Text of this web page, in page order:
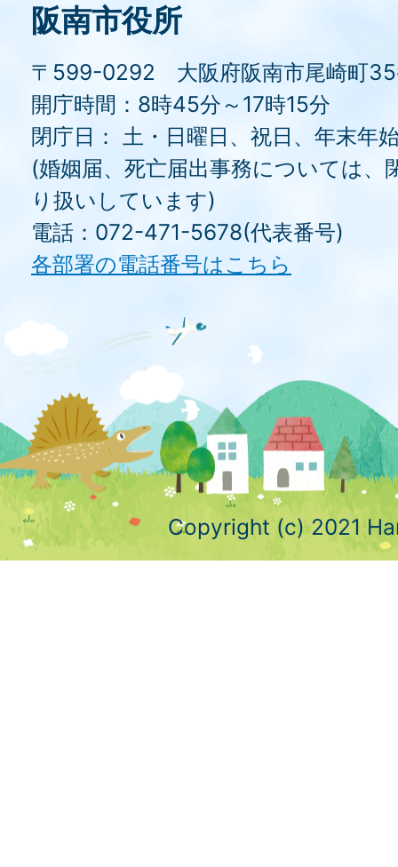
阪南市役所
〒599-0292 大阪府阪南市尾崎町35
開庁時間：8時45分～17時15分
閉庁日： 土・日曜日、祝日、年末年
(婚姻届、死亡届出事務については、
り扱いしています)
電話：072-471-5678(代表番号)
各部署の電話番号はこちら
Copyright (c) 2021